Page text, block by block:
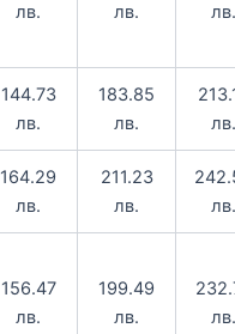
лв.
лв.
лв.
144.73
лв.
183.85
лв.
лв.
164.29
лв.
211.23
лв.
лв.
156.47
лв.
199.49
лв.
лв.